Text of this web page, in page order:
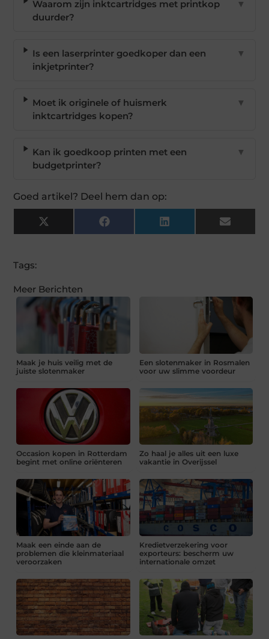
Waarom zijn inktcartridges met printkop
duurder?
▼
Is een laserprinter goedkoper dan een
inkjetprinter?
▼
Moet ik originele of huismerk
inktcartridges kopen?
▼
Kan ik goedkoop printen met een
budgetprinter?
▼
Goed artikel? Deel hem dan op:
X
(Twitter)
Facebook LinkedIn Email
Tags:
Meer Berichten
Maak je huis veilig met de
juiste slotenmaker
Een slotenmaker in Rosmalen
voor uw slimme voordeur
Occasion kopen in Rotterdam
begint met online oriënteren
Zo haal je alles uit een luxe
vakantie in Overijssel
Maak een einde aan de
problemen die kleinmateriaal
veroorzaken
Kredietverzekering voor
exporteurs: bescherm uw
internationale omzet